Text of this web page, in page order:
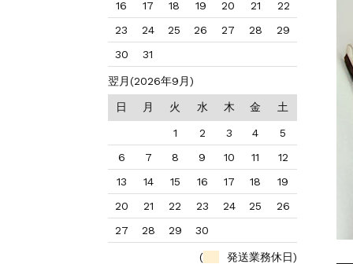
16
17 18 19 20 21
22
23
24 25 26 27 28
29
30
31
翌月(2026年9月)
日 月 火 水 木 金 土
1 2 3 4
5
6
7 8 9 10 11
12
13
14 15 16 17 18
19
20
21 22 23 24 25
26
27
28 29 30
( 発送業務休日)